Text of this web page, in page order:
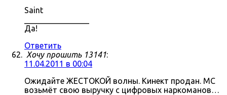
Saint
Да!
Ответить
Хочу прошить 13141:
11.04.2011 в 00:04
Ожидайте ЖЕСТОКОЙ волны. Кинект продан. МС
возьмёт свою выручку с цифровых наркоманов…